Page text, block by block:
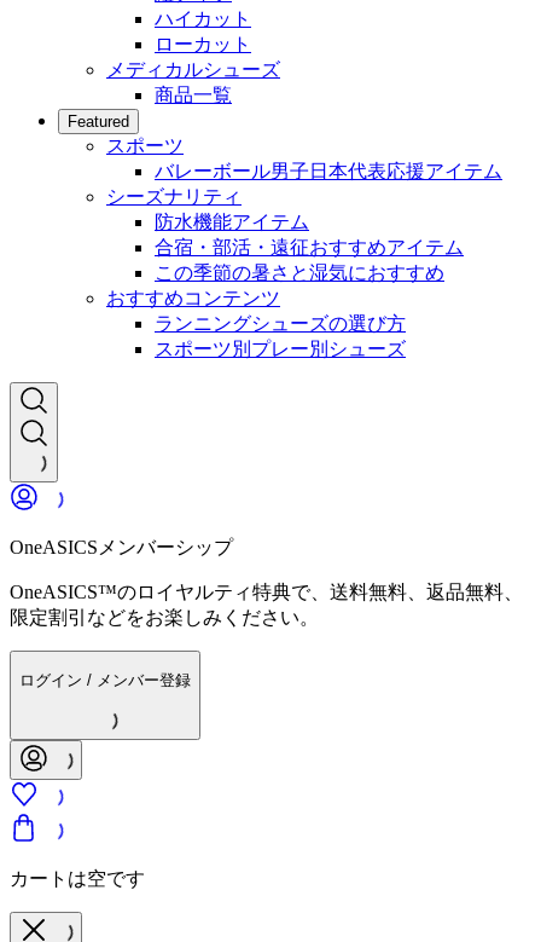
ハイカット
ローカット
メディカルシューズ
商品一覧
Featured
スポーツ
バレーボール男子日本代表応援アイテム
シーズナリティ
防水機能アイテム
合宿・部活・遠征おすすめアイテム
この季節の暑さと湿気におすすめ
おすすめコンテンツ
ランニングシューズの選び方
スポーツ別プレー別シューズ
OneASICSメンバーシップ
OneASICS™のロイヤルティ特典で、送料無料、返品無料、
限定割引などをお楽しみください。
ログイン / メンバー登録
カートは空です